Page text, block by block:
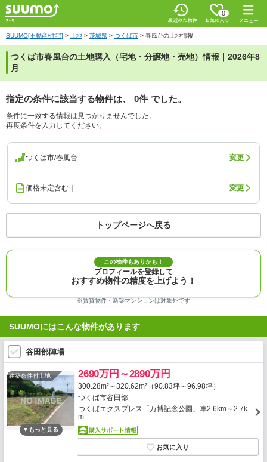
0
SUUMO[不動産/住宅] > 土地 > 茨城県 > つくば市 > 春風台の土地情報
つくば市春風台の土地購入（宅地・分譲地・売地）情報｜2026年8
月
指定の条件に該当する物件は、 0件 でした。
条件に一致する情報は見つかりませんでした。
再度条件を入力してください。
つくば市/春風台 変更
価格未定含む｜ 変更
トップページへ戻る
この物件もありかも！
プロフィールを登録して
おすすめ物件の精度を上げよう！
※賃貸物件・新築マンションは対象外です
SUUMOにはこんな物件があります
谷田部陣場
建築条件付土地 2690万円～2890万円
300.28m²～320.62m²（90.83坪～96.98坪）
つくば市谷田部
つくばエクスプレス「万博記念公園」車2.6km～2.7k
m